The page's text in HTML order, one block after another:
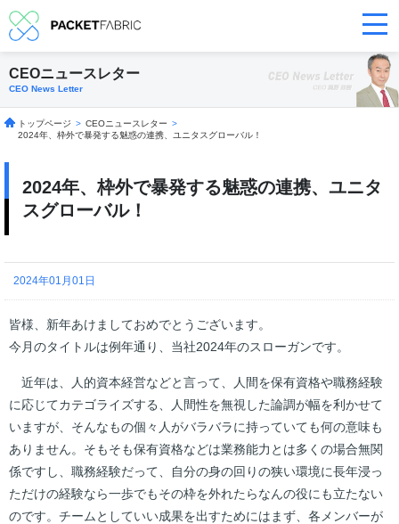
CEOニュースレター
CEO News Letter
トップページ > CEOニュースレター >
2024年、枠外で暴発する魅惑の連携、ユニタスグローバル！
2024年、枠外で暴発する魅惑の連携、ユニタ
スグローバル！
2024年01月01日
皆様、新年あけましておめでとうございます。
今月のタイトルは例年通り、当社2024年のスローガンです。
近年は、人的資本経営などと言って、人間を保有資格や職務経験
に応じてカテゴライズする、人間性を無視した論調が幅を利かせて
いますが、そんなもの個々人がバラバラに持っていても何の意味も
ありません。そもそも保有資格などは業務能力とは多くの場合無関
係ですし、職務経験だって、自分の身の回りの狭い環境に長年浸っ
ただけの経験なら一歩でもその枠を外れたらなんの役にも立たない
のです。チームとしていい成果を出すためにはまず、各メンバーが